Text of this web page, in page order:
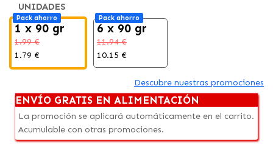
adaptándose a cualquier momento del día.
UNIDADES
Pack ahorro
1 x 90 gr
1.99 €
1.79 €
Pack ahorro
6 x 90 gr
11.94 €
10.15 €
Descubre nuestras promociones
ENVÍO GRATIS EN ALIMENTACIÓN
La promoción se aplicará automáticamente en el carrito.
Acumulable con otras promociones.